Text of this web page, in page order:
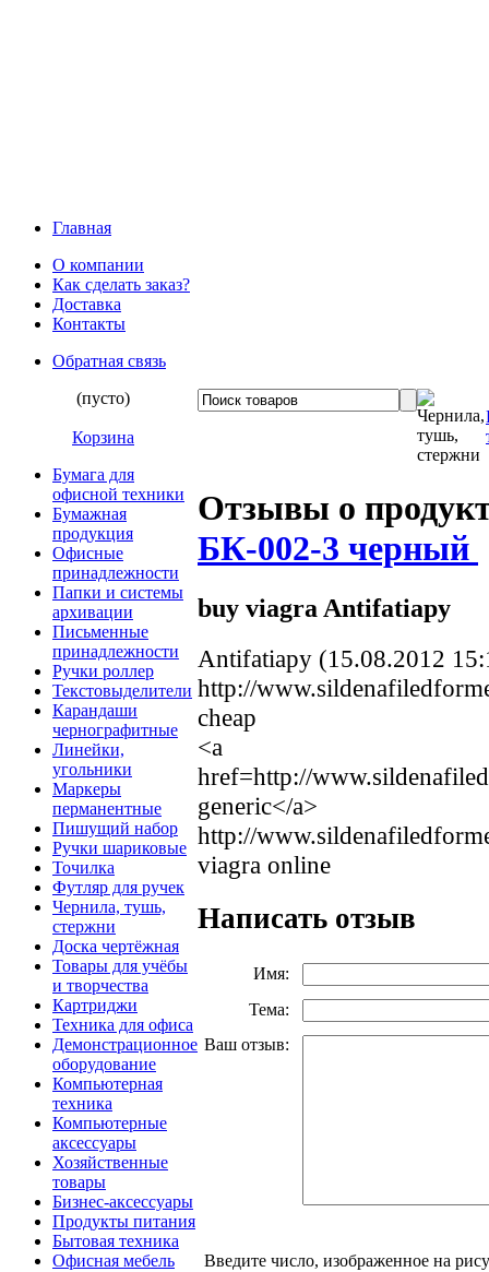
Главная
О компании
Как сделать заказ?
Доставка
Контакты
Обратная связь
(пусто)
Корзина
Бумага для
офисной техники
Бумажная
продукция
Офисные
принадлежности
Папки и системы
архивации
Письменные
принадлежности
Ручки роллер
Текстовыделители
Карандаши
чернографитные
Линейки,
угольники
Маркеры
перманентные
Пишущий набор
Ручки шариковые
Точилка
Футляр для ручек
Чернила, тушь,
стержни
Доска чертёжная
Товары для учёбы
и творчества
Картриджи
Техника для офиса
Демонстрационное
оборудование
Компьютерная
техника
Компьютерные
аксессуары
Хозяйственные
товары
Бизнес-аксессуары
Продукты питания
Бытовая техника
Офисная мебель
Отзывы о
БК-002-3 черный
buy viagra Antifatiapy
Antifatiapy (15.08.2012
http://
cheap
<a
href=http://
generic</a>
http://
viagra online
Написать отзыв
Имя:
Тема:
Ваш отзыв:
Введите число, изображенное на